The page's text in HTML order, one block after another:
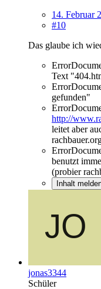
14. Februar
#10
Das glaube ich
Text
gefunden"
http://
leitet aber
benutzt
(probier
Inhalt
jonas3344
Schüler